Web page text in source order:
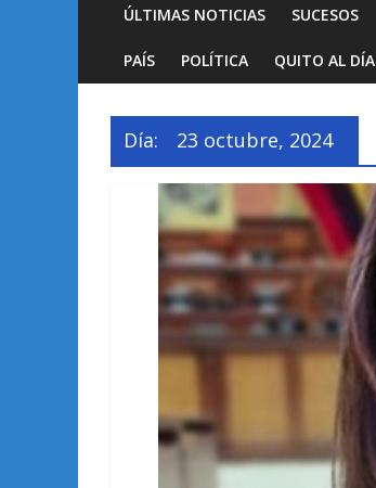
ÚLTIMAS NOTICIAS SUCESOS
PAÍS POLÍTICA QUITO AL DÍA
Día: 23 octubre, 2024